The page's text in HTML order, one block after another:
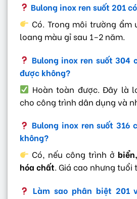
Bulong inox ren suốt 201
Có. Trong môi trường ẩm
loang màu gỉ sau 1–2 năm.
Bulong inox ren suốt 304
được không?
Hoàn toàn được. Đây là
cho công trình dân dụng và
Bulong inox ren suốt 316
không?
Có, nếu công trình ở
hóa chất. Giá cao nhưng tuổi
Làm sao phân biệt 201